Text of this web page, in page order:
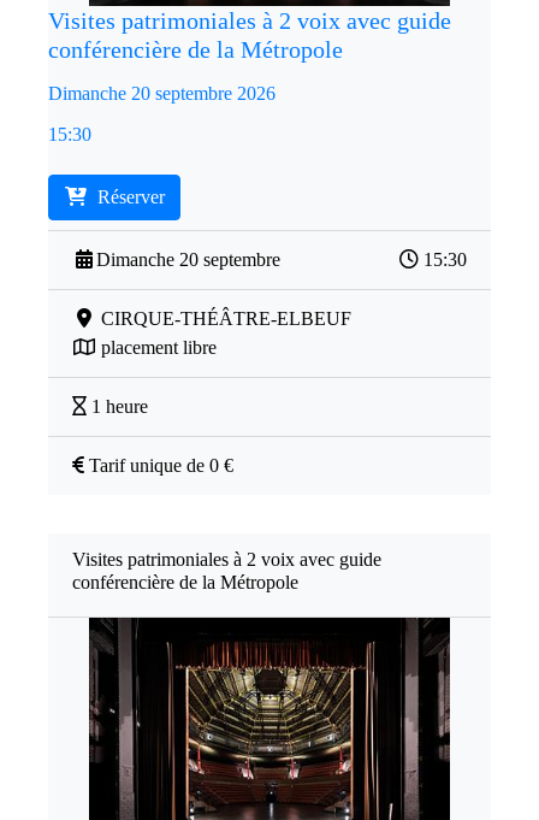
Visites patrimoniales à 2 voix avec guide
conférencière de la Métropole
Dimanche 20 septembre 2026
15:30
Réserver
Dimanche 20 septembre 15:30
CIRQUE-THÉÂTRE-ELBEUF
placement libre
1 heure
Tarif unique de 0 €
Visites patrimoniales à 2 voix avec guide
conférencière de la Métropole